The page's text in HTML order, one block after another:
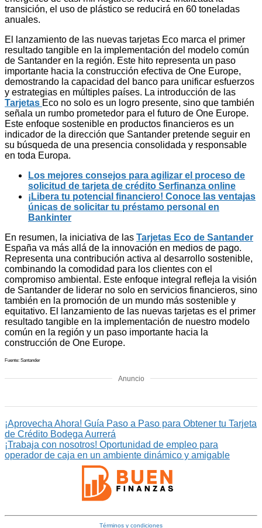
transición, el uso de plástico se reducirá en 60 toneladas
anuales.
El lanzamiento de las nuevas tarjetas Eco marca el primer
resultado tangible en la implementación del modelo común
de Santander en la región. Este hito representa un paso
importante hacia la construcción efectiva de One Europe,
demostrando la capacidad del banco para unificar esfuerzos
y estrategias en múltiples países. La introducción de las
Tarjetas Eco no solo es un logro presente, sino que también
señala un rumbo prometedor para el futuro de One Europe.
Este enfoque sostenible en productos financieros es un
indicador de la dirección que Santander pretende seguir en
su búsqueda de una presencia consolidada y responsable
en toda Europa.
Los mejores consejos para agilizar el proceso de
solicitud de tarjeta de crédito Serfinanza online
¡Libera tu potencial financiero! Conoce las ventajas
únicas de solicitar tu préstamo personal en
Bankinter
En resumen, la iniciativa de las Tarjetas Eco de Santander
España va más allá de la innovación en medios de pago.
Representa una contribución activa al desarrollo sostenible,
combinando la comodidad para los clientes con el
compromiso ambiental. Este enfoque integral refleja la visión
de Santander de liderar no solo en servicios financieros, sino
también en la promoción de un mundo más sostenible y
equitativo. El lanzamiento de las nuevas tarjetas es el primer
resultado tangible en la implementación de nuestro modelo
común en la región y un paso importante hacia la
construcción de One Europe.
Fuente: Santander
Anuncio
¡Aprovecha Ahora! Guía Paso a Paso para Obtener tu Tarjeta
de Crédito Bodega Aurrerá
¡Trabaja con nosotros! Oportunidad de empleo para
operador de caja en un ambiente dinámico y amigable
Términos y condiciones